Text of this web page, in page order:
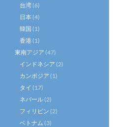
台湾 (6)
日本 (4)
韓国 (1)
香港 (1)
東南アジア (47)
インドネシア (2)
カンボジア (1)
タイ (17)
ネパール (2)
フィリピン (2)
ベトナム (3)